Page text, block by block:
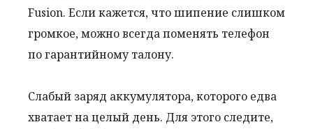
Fusion. Если кажется, что шипение слишком
громкое, можно всегда поменять телефон
по гарантийному талону.
Слабый заряд аккумулятора, которого едва
хватает на целый день. Для этого следите,